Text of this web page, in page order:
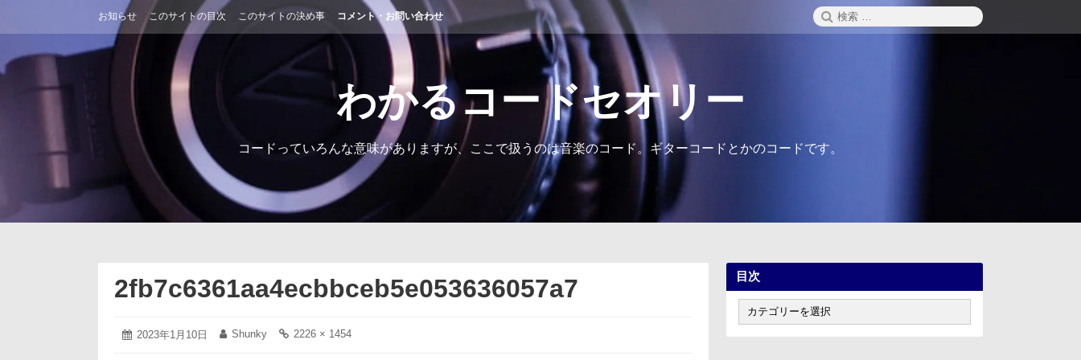
ン
ツ
お知らせ このサイトの目次 このサイトの決め事 コメント・お問い合わせ
検
索:
わかるコードセオリー
コードっていろんな意味がありますが、ここで扱うのは音楽のコード。ギターコードとかのコードです。
2fb7c6361aa4ecbbceb5e053636057a7
投
2023年1月10日
2023 投
Shunky
フ
2226 × 1454
目次
次